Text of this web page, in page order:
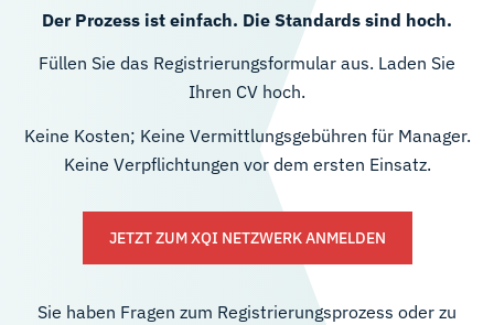
Der Prozess ist einfach. Die Standards sind hoch.
Füllen Sie das Registrierungsformular aus. Laden Sie
Ihren CV hoch.
Keine Kosten; Keine Vermittlungsgebühren für Manager.
Keine Verpflichtungen vor dem ersten Einsatz.
JETZT ZUM XQI NETZWERK ANMELDEN
Sie haben Fragen zum Registrierungsprozess oder zu